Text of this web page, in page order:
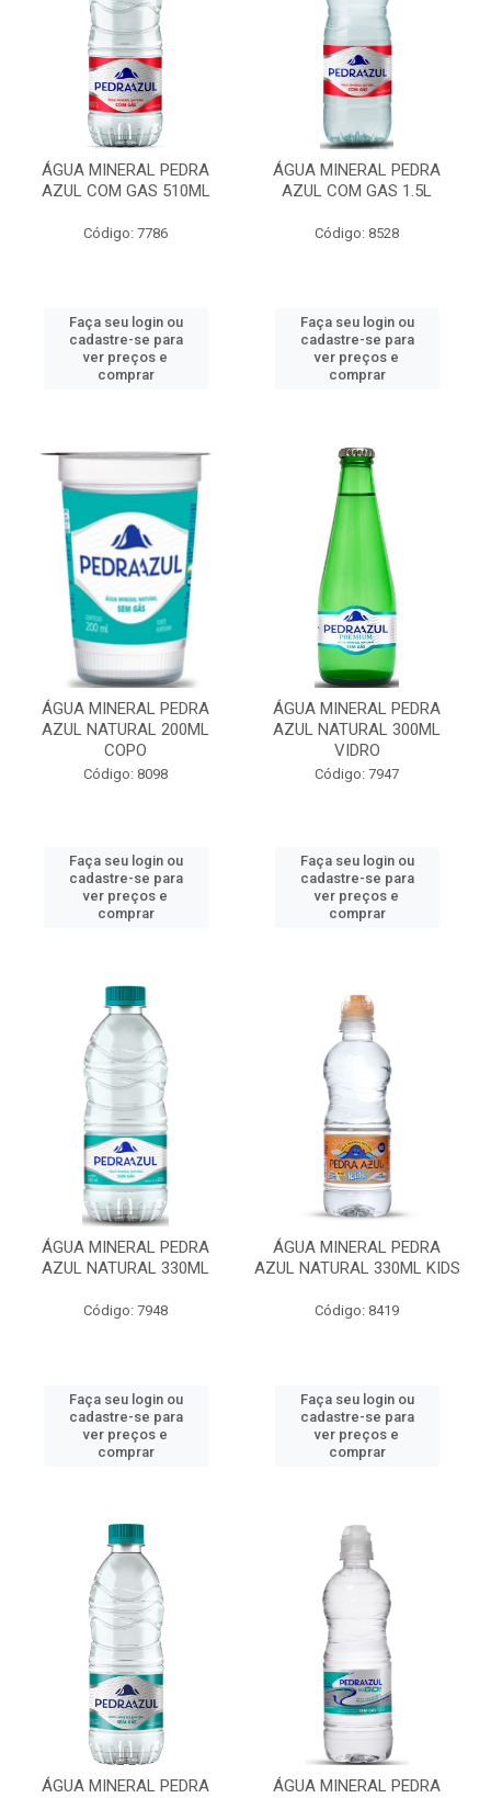
ÁGUA MINERAL PEDRA
AZUL COM GAS 510ML
Código: 7786
Faça seu login ou
cadastre-se para
ver preços e
comprar
ÁGUA MINERAL PEDRA
AZUL COM GAS 1.5L
Código: 8528
Faça seu login ou
cadastre-se para
ver preços e
comprar
ÁGUA MINERAL PEDRA
AZUL NATURAL 200ML
COPO
Código: 8098
Faça seu login ou
cadastre-se para
ver preços e
comprar
ÁGUA MINERAL PEDRA
AZUL NATURAL 300ML
VIDRO
Código: 7947
Faça seu login ou
cadastre-se para
ver preços e
comprar
ÁGUA MINERAL PEDRA
AZUL NATURAL 330ML
Código: 7948
Faça seu login ou
cadastre-se para
ver preços e
comprar
ÁGUA MINERAL PEDRA
AZUL NATURAL 330ML KIDS
Código: 8419
Faça seu login ou
cadastre-se para
ver preços e
comprar
ÁGUA MINERAL PEDRA
ÁGUA MINERAL PEDRA